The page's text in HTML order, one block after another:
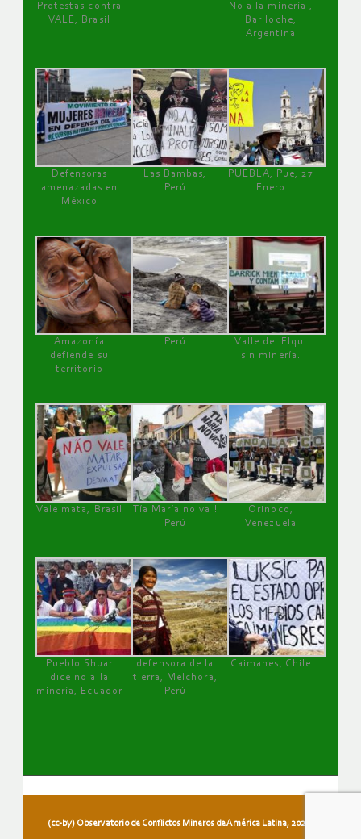
Protestas contra
VALE, Brasil
No a la minería ,
Bariloche,
Argentina
Defensoras
amenazadas en
México
Las Bambas,
Perú
PUEBLA, Pue, 27
Enero
Amazonía
defiende su
territorio
Perú
Valle del Elqui
sin minería.
Vale mata, Brasil
Tía María no va !
Perú
Orinoco,
Venezuela
Pueblo Shuar
dice no a la
minería, Ecuador
defensora de la
tierra, Melchora,
Perú
Caimanes, Chile
(cc-by) Observatorio de Conflictos Mineros de América Latina, 2026